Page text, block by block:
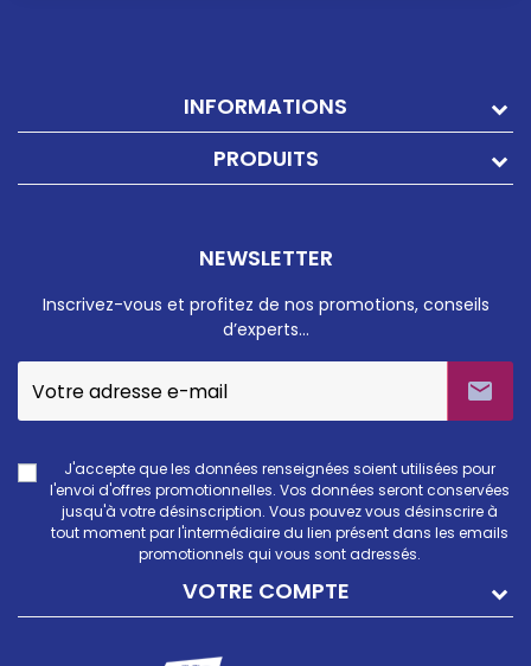
INFORMATIONS
PRODUITS
NEWSLETTER
Inscrivez-vous et profitez de nos promotions, conseils
d’experts…

J'accepte que les données renseignées soient utilisées pour
l'envoi d'offres promotionnelles. Vos données seront conservées
jusqu'à votre désinscription. Vous pouvez vous désinscrire à
tout moment par l'intermédiaire du lien présent dans les emails
promotionnels qui vous sont adressés.
VOTRE COMPTE